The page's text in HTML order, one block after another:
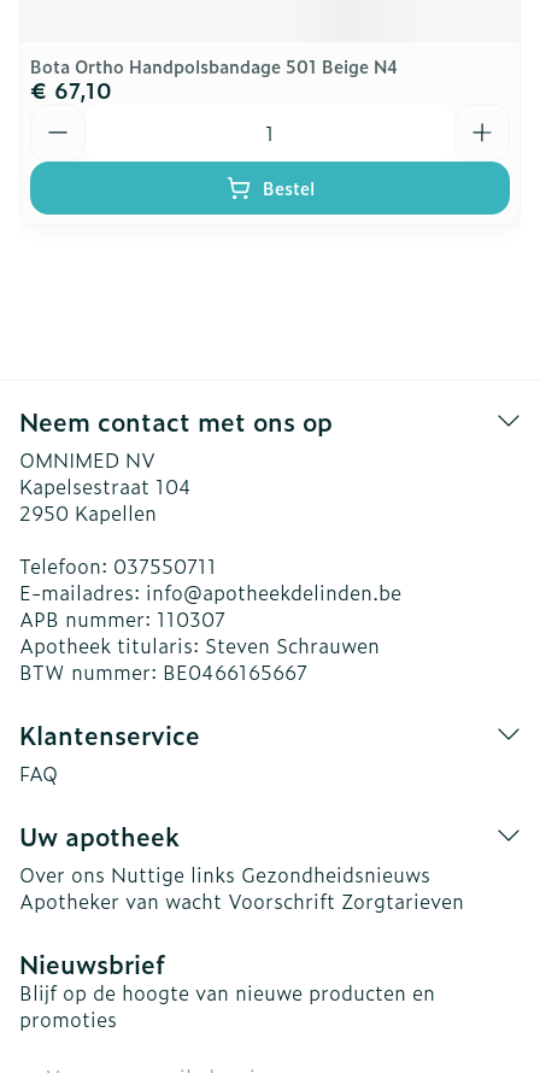
Bota Ortho Handpolsbandage 501 Beige N4
€ 67,10
Bestel
Neem contact met ons op
OMNIMED NV
Kapelsestraat 104
2950 Kapellen
Telefoon: 037550711
E-mailadres: info@apotheekdelinden.be
APB nummer: 110307
Apotheek titularis: Steven Schrauwen
BTW nummer: BE0466165667
Klantenservice
FAQ
Uw apotheek
Over ons Nuttige links Gezondheidsnieuws
Apotheker van wacht Voorschrift Zorgtarieven
Nieuwsbrief
Blijf op de hoogte van nieuwe producten en
promoties